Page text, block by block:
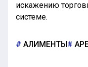
искажению
системе.
АЛИМЕНТЫ